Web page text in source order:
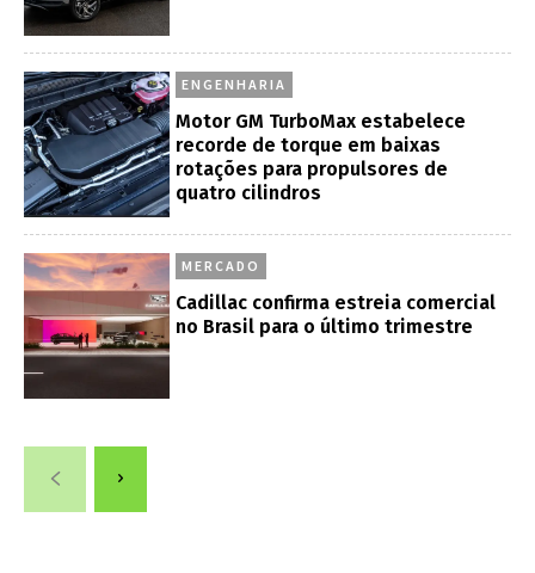
ENGENHARIA
Motor GM TurboMax estabelece
recorde de torque em baixas
rotações para propulsores de
quatro cilindros
MERCADO
Cadillac confirma estreia comercial
no Brasil para o último trimestre